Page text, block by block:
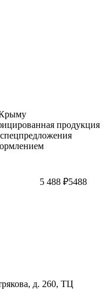
продукция
5 488 ₽5488
д. 260, ТЦ